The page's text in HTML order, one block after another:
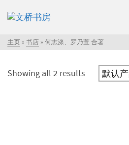
主页 » 书店 » 何志涤、罗乃萱 合著
Showing all 2 results